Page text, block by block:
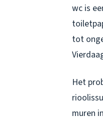
wc is
tot
Het
muren